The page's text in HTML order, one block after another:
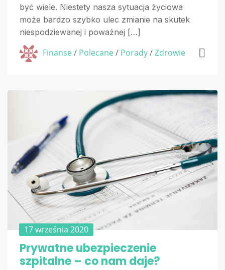
być wiele. Niestety nasza sytuacja życiowa
może bardzo szybko ulec zmianie na skutek
niespodziewanej i poważnej […]
Finanse/ Polecane/ Porady/Zdrowie
17 września 2020
Prywatne ubezpieczenie
szpitalne – co nam daje?